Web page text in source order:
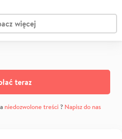
więcej
teraz
niedozwolone treści? Napisz do nas